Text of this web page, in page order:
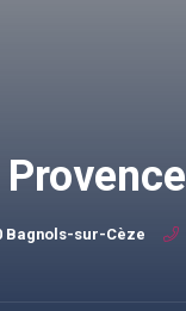
Bagnols-sur-Cèze